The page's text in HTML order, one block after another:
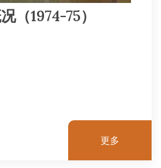
（1974-75）
更多